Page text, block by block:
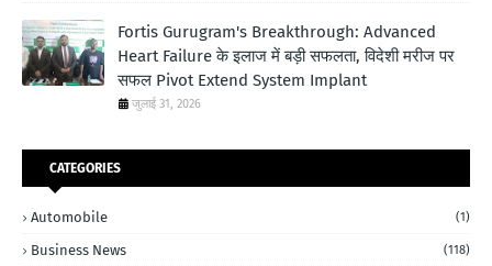
Fortis Gurugram's Breakthrough: Advanced
Heart Failure के इलाज में बड़ी सफलता, विदेशी मरीज पर
सफल Pivot Extend System Implant
जुलाई 31, 2026
CATEGORIES
Automobile (1)
Business News (118)